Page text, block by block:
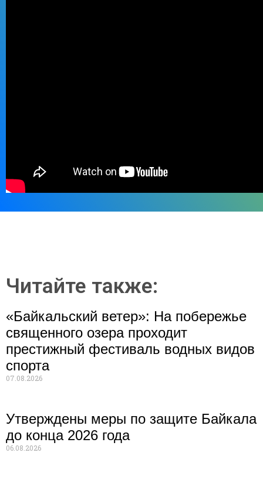
Читайте также:
«Байкальский ветер»: На побережье
священного озера проходит
престижный фестиваль водных видов
спорта
07.08.2026
Утверждены меры по защите Байкала
до конца 2026 года
06.08.2026